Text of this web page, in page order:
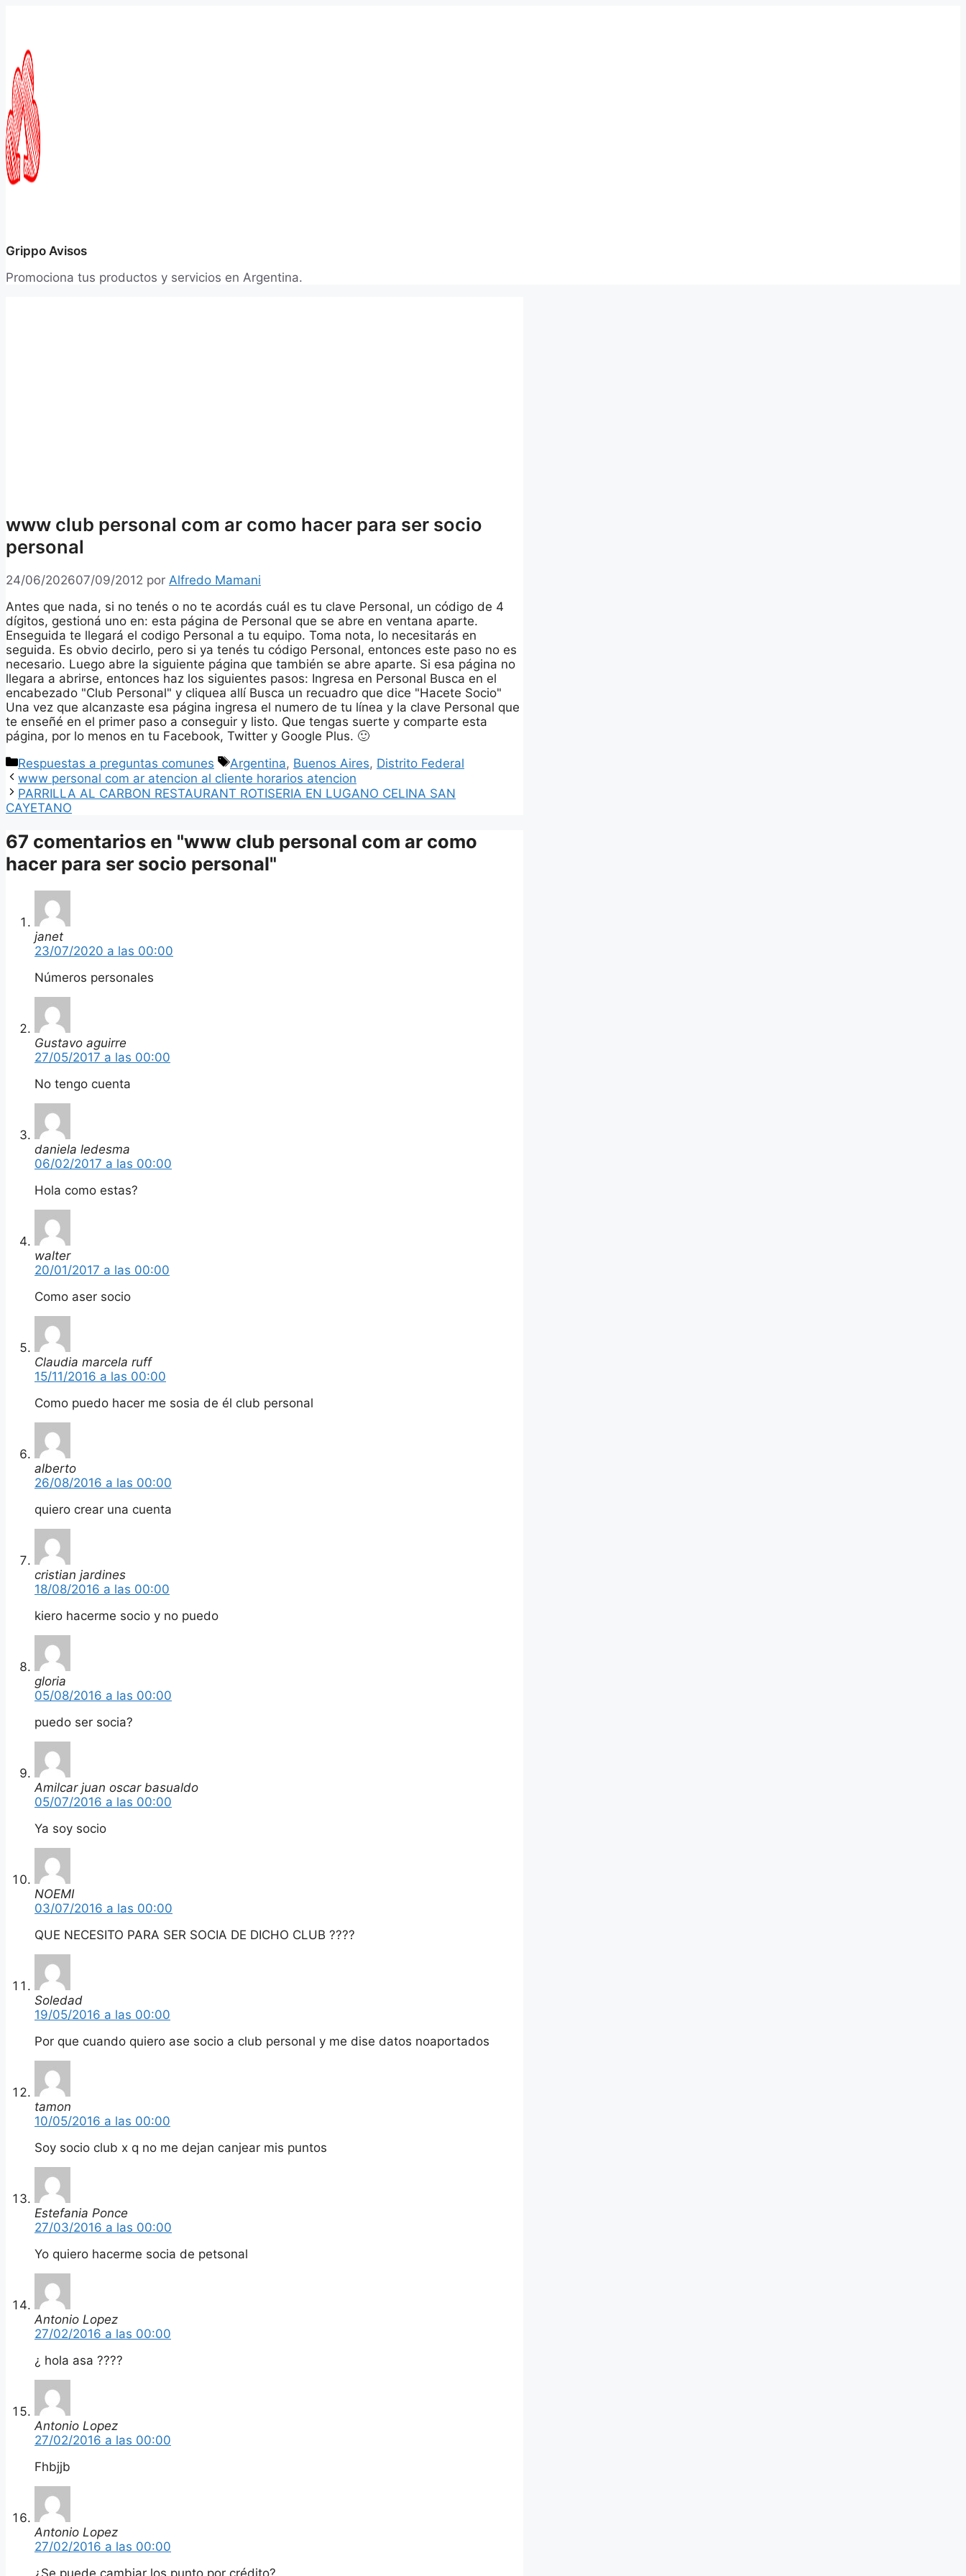
Grippo Avisos
Promociona tus productos y servicios en Argentina.
www club personal com ar como hacer para ser socio
personal
24/06/202607/09/2012 por Alfredo Mamani
Antes que nada, si no tenés o no te acordás cuál es tu clave Personal, un código de 4
dígitos, gestioná uno en: esta página de Personal que se abre en ventana aparte.
Enseguida te llegará el codigo Personal a tu equipo. Toma nota, lo necesitarás en
seguida. Es obvio decirlo, pero si ya tenés tu código Personal, entonces este paso no es
necesario. Luego abre la siguiente página que también se abre aparte. Si esa página no
llegara a abrirse, entonces haz los siguientes pasos: Ingresa en Personal Busca en el
encabezado "Club Personal" y cliquea allí Busca un recuadro que dice "Hacete Socio"
Una vez que alcanzaste esa página ingresa el numero de tu línea y la clave Personal que
te enseñé en el primer paso a conseguir y listo. Que tengas suerte y comparte esta
página, por lo menos en tu Facebook, Twitter y Google Plus. 🙂
Categorías
Respuestas a preguntas comunes Etiquetas
Argentina, Buenos Aires, Distrito Federal
www personal com ar atencion al cliente horarios atencion
PARRILLA AL CARBON RESTAURANT ROTISERIA EN LUGANO CELINA SAN
CAYETANO
67 comentarios en "www club personal com ar como
hacer para ser socio personal"
janet
23/07/2020 a las 00:00
Números personales
Gustavo aguirre
27/05/2017 a las 00:00
No tengo cuenta
daniela ledesma
06/02/2017 a las 00:00
Hola como estas?
walter
20/01/2017 a las 00:00
Como aser socio
Claudia marcela ruff
15/11/2016 a las 00:00
Como puedo hacer me sosia de él club personal
alberto
26/08/2016 a las 00:00
quiero crear una cuenta
cristian jardines
18/08/2016 a las 00:00
kiero hacerme socio y no puedo
gloria
05/08/2016 a las 00:00
puedo ser socia?
Amilcar juan oscar basualdo
05/07/2016 a las 00:00
Ya soy socio
NOEMI
03/07/2016 a las 00:00
QUE NECESITO PARA SER SOCIA DE DICHO CLUB ????
Soledad
19/05/2016 a las 00:00
Por que cuando quiero ase socio a club personal y me dise datos noaportados
tamon
10/05/2016 a las 00:00
Soy socio club x q no me dejan canjear mis puntos
Estefania Ponce
27/03/2016 a las 00:00
Yo quiero hacerme socia de petsonal
Antonio Lopez
27/02/2016 a las 00:00
¿ hola asa ????
Antonio Lopez
27/02/2016 a las 00:00
Fhbjjb
Antonio Lopez
27/02/2016 a las 00:00
¿Se puede cambiar los punto por crédito?